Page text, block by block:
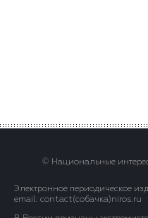
© Национальные
Электронное периодическое
email: contact(сoбaчка)niros.ru